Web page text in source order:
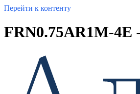
Перейти к контенту
FRN0.75AR1M-4E